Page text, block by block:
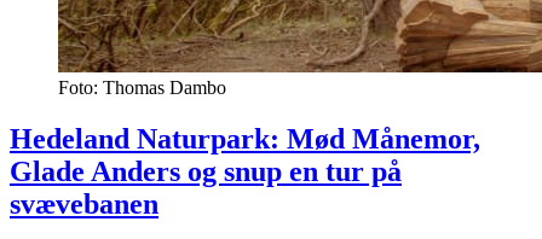
Foto: Thomas Dambo
Hedeland Naturpark: Mød Månemor,
Glade Anders og snup en tur på
svævebanen